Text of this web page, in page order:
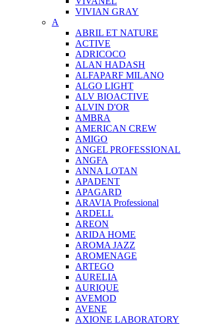
VIVIAN GRAY
A
ABRIL ET NATURE
ACTIVE
ADRICOCO
ALAN HADASH
ALFAPARF MILANO
ALGO LIGHT
ALV BIOACTIVE
ALVIN D'OR
AMBRA
AMERICAN CREW
AMIGO
ANGEL PROFESSIONAL
ANGFA
ANNA LOTAN
APADENT
APAGARD
ARAVIA Professional
ARDELL
AREON
ARIDA HOME
AROMA JAZZ
AROMENAGE
ARTEGO
AURELIA
AURIQUE
AVEMOD
AVENE
AXIONE LABORATORY